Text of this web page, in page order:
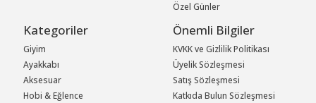
Özel Günler
Kategoriler
Giyim
Ayakkabı
Aksesuar
Hobi & Eğlence
Önemli Bilgiler
KVKK ve Gizlilik Politikası
Üyelik Sözleşmesi
Satış Sözleşmesi
Katkıda Bulun Sözleşmesi